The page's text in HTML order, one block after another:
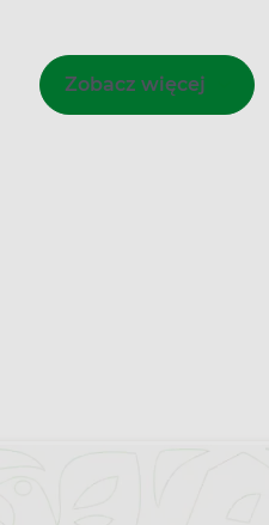
Zobacz więcej